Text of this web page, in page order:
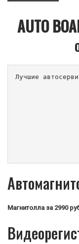
AUTO
Лучшие
Магнитолла за 2990